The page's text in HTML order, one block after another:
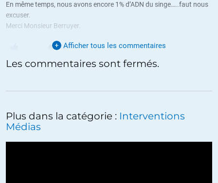
En même temps, nous avons encore 1% d’ADN du singe…..faut nous
excuser.
Merci Monsieur Berruyer.
ALERTER
Attitude sympathique de l’interviewer QUI N’INTERROMPT PAS !
Exceptionnel.
Afficher tous les commentaires
Les commentaires sont fermés.
Plus dans la catégorie : Interventions
Médias